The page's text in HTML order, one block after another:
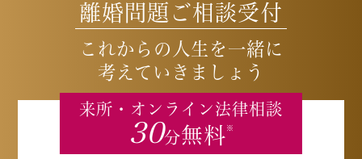
離婚問題ご相談受付
これからの人生を一緒に
考えていきましょう
来所・オンライン 法律相談
30分無料 ※